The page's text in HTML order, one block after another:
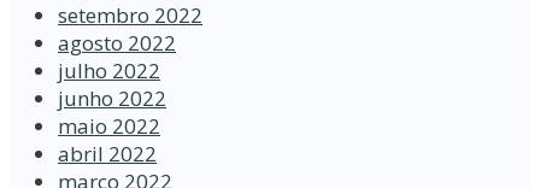
setembro 2022
agosto 2022
julho 2022
junho 2022
maio 2022
abril 2022
março 2022